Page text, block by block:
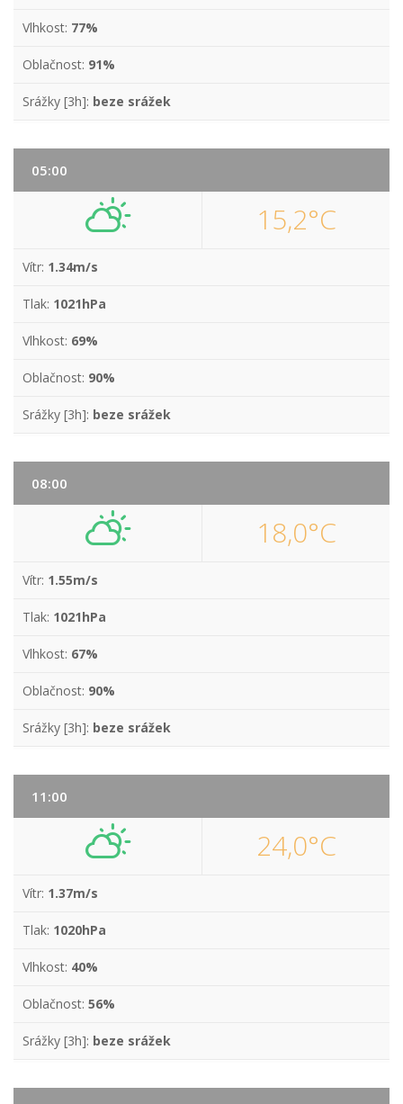
Vlhkost: 77%
Oblačnost: 91%
Srážky [3h]: beze srážek
05:00
15,2°C
Vítr: 1.34m/s
Tlak: 1021hPa
Vlhkost: 69%
Oblačnost: 90%
Srážky [3h]: beze srážek
08:00
18,0°C
Vítr: 1.55m/s
Tlak: 1021hPa
Vlhkost: 67%
Oblačnost: 90%
Srážky [3h]: beze srážek
11:00
24,0°C
Vítr: 1.37m/s
Tlak: 1020hPa
Vlhkost: 40%
Oblačnost: 56%
Srážky [3h]: beze srážek